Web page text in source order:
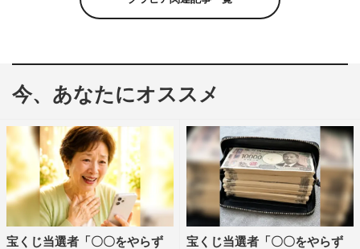
今、あなたにオススメ
宝くじ当選者「〇〇をやらず
宝くじ当選者「〇〇をやらず